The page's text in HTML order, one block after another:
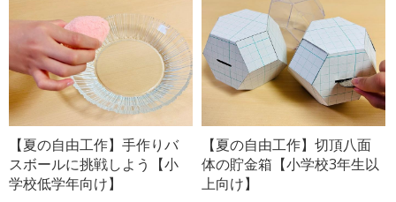
【夏の自由工作】手作りバ
スボールに挑戦しよう【小
学校低学年向け】
【夏の自由工作】切頂八面
体の貯金箱【小学校3年生以
上向け】